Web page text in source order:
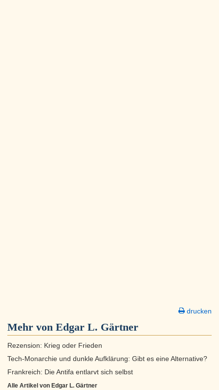
drucken
Mehr von Edgar L. Gärtner
Rezension: Krieg oder Frieden
Tech-Monarchie und dunkle Aufklärung: Gibt es eine Alternative?
Frankreich: Die Antifa entlarvt sich selbst
Alle Artikel von Edgar L. Gärtner